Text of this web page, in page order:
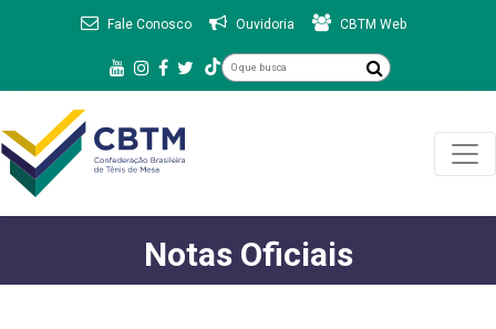
Fale Conosco Ouvidoria CBTM Web
Notas Oficiais